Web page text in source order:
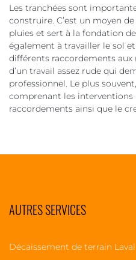
Les tranchées sont
construire. C’est un moyen
pluies et sert à la fondation
également à travailler le sol
différents raccordements aux
d’un travail assez rude qui
professionnel. Le plus
comprenant les interventions
raccordements ainsi que le
AUTRES SERVICES
Décaissement de terrain Laval